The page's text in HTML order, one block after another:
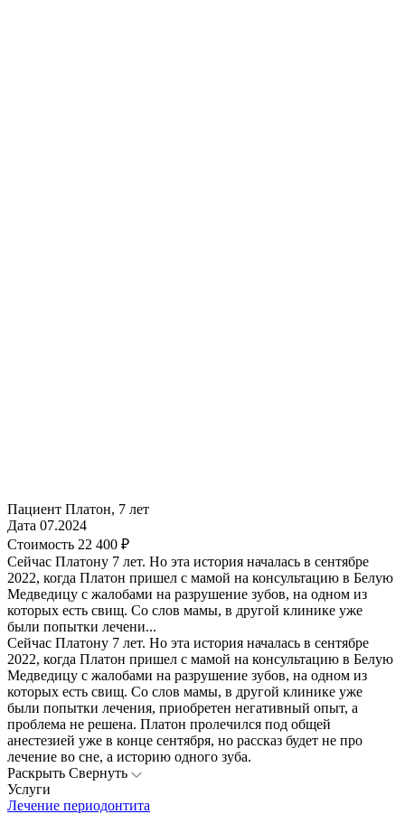
Пациент Платон, 7 лет
Дата 07.2024
Стоимость 22 400 ₽
Сейчас Платону 7 лет. Но эта история началась в сентябре
2022, когда Платон пришел с мамой на консультацию в Белую
Медведицу с жалобами на разрушение зубов, на одном из
которых есть свищ. Со слов мамы, в другой клинике уже
были попытки лечени...
Сейчас Платону 7 лет. Но эта история началась в сентябре
2022, когда Платон пришел с мамой на консультацию в Белую
Медведицу с жалобами на разрушение зубов, на одном из
которых есть свищ. Со слов мамы, в другой клинике уже
были попытки лечения, приобретен негативный опыт, а
проблема не решена. Платон пролечился под общей
анестезией уже в конце сентября, но рассказ будет не про
лечение во сне, а историю одного зуба.
Раскрыть Свернуть
Услуги
Лечение периодонтита